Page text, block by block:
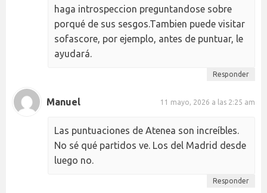
haga introspeccion preguntandose sobre
porqué de sus sesgos.Tambien puede visitar
sofascore, por ejemplo, antes de puntuar, le
ayudará.
Responder
Manuel 11 mayo, 2026 a las 2:25 am
Las puntuaciones de Atenea son increíbles.
No sé qué partidos ve. Los del Madrid desde
luego no.
Responder